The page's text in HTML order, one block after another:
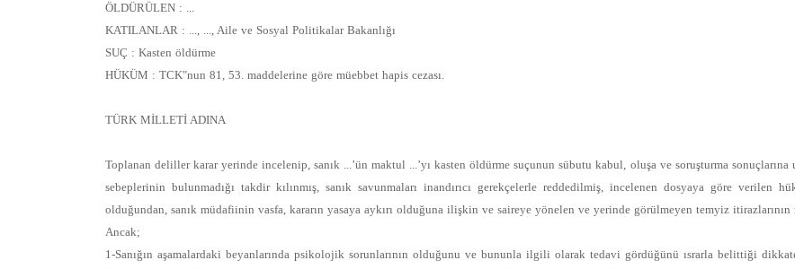
ÖLDÜRÜLEN : ...
KATILANLAR : ..., ..., Aile ve Sosyal Politikalar Bakanlığı
SUÇ : Kasten öldürme
HÜKÜM : TCK"nun 81, 53. maddelerine göre müebbet hapis cezası.
TÜRK MİLLETİ ADINA
Toplanan deliller karar yerinde incelenip, sanık ...’ün maktul ...’yı kasten öldürme suçunun sübutu kabul, oluşa ve soruşturma
sebeplerinin bulunmadığı takdir kılınmış, sanık savunmaları inandırıcı gerekçelerle reddedilmiş, incelenen dosyaya göre verilen
olduğundan, sanık müdafiinin vasfa, kararın yasaya aykırı olduğuna ilişkin ve saireye yönelen ve yerinde görülmeyen temyiz itirazlarının
Ancak;
1-Sanığın aşamalardaki beyanlarında psikolojik sorunlarının olduğunu ve bununla ilgili olarak tedavi gördüğünü ısrarla belittiği